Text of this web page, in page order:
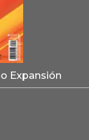
Expansión